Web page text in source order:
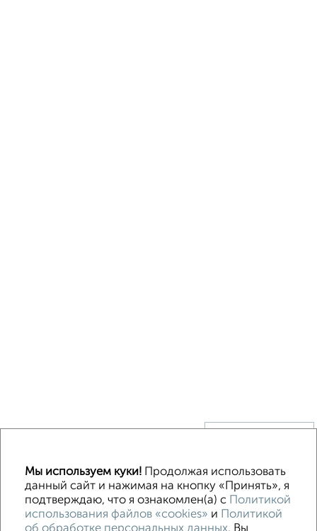
Без посредников Каркасный
Деревянный
Готовый дом Под ключ Загородный
Контакты Политика конфиденциальности
Мы используем куки!Продолжая использовать
данный сайт и нажимая на кнопку «Принять», я
подтверждаю, что я ознакомлен(а) с Политикой
использования файлов «cookies» и Политикой
об обработке персональных данных. Вы